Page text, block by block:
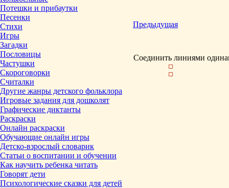
Потешки и прибаутки
Песенки
Стихи
Игры
Загадки
Пословицы
Частушки
Скороговорки
Считалки
Другие жанры детского фольклора
Игровые задания для дошколят
Графические диктанты
Раскраски
Онлайн раскраски
Обучающие онлайн игры
Детско-взрослый словарик
Статьи о воспитании и обучении
Как научить ребенка читать
Говорят дети
Психологические сказки для детей
Предыдущая
Соединить линиями